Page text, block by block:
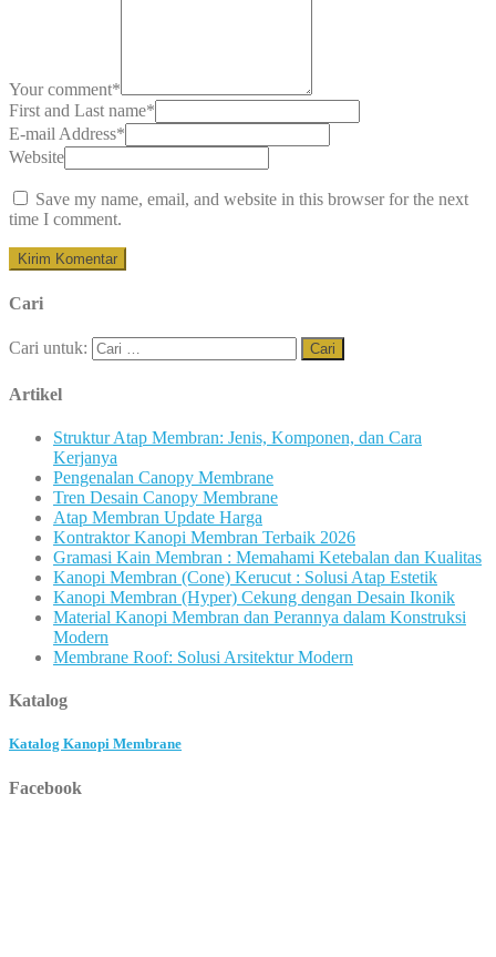
Your comment*
First and Last name*
E-mail Address*
Website
Save my name, email, and website in this browser for the next
time I comment.
Cari
Cari untuk:
Artikel
Struktur Atap Membran: Jenis, Komponen, dan Cara
Kerjanya
Pengenalan Canopy Membrane
Tren Desain Canopy Membrane
Atap Membran Update Harga
Kontraktor Kanopi Membran Terbaik 2026
Gramasi Kain Membran : Memahami Ketebalan dan Kualitas
Kanopi Membran (Cone) Kerucut : Solusi Atap Estetik
Kanopi Membran (Hyper) Cekung dengan Desain Ikonik
Material Kanopi Membran dan Perannya dalam Konstruksi
Modern
Membrane Roof: Solusi Arsitektur Modern
Katalog
Katalog Kanopi Membrane
Facebook